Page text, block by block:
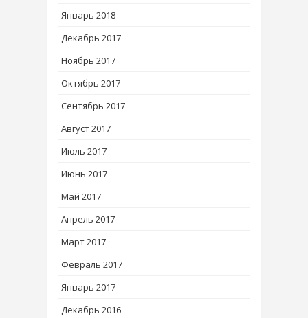
Январь 2018
Декабрь 2017
Ноябрь 2017
Октябрь 2017
Сентябрь 2017
Август 2017
Июль 2017
Июнь 2017
Май 2017
Апрель 2017
Март 2017
Февраль 2017
Январь 2017
Декабрь 2016